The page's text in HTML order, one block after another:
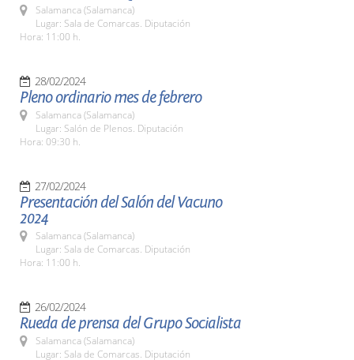
Salamanca (Salamanca)
Lugar: Sala de Comarcas. Diputación
Hora: 11:00 h.
28/02/2024
Pleno ordinario mes de febrero
Salamanca (Salamanca)
Lugar: Salón de Plenos. Diputación
Hora: 09:30 h.
27/02/2024
Presentación del Salón del Vacuno
2024
Salamanca (Salamanca)
Lugar: Sala de Comarcas. Diputación
Hora: 11:00 h.
26/02/2024
Rueda de prensa del Grupo Socialista
Salamanca (Salamanca)
Lugar: Sala de Comarcas. Diputación